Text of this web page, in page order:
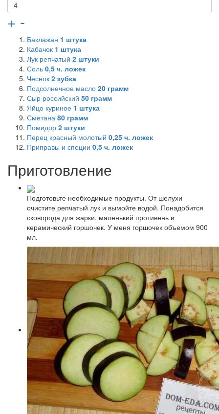
+ -
Баклажан 1 штука
Кабачок 1 штука
Лук репчатый 2 штуки
Соль 0,5 ч. ложек
Чеснок 2 зубка
Подсолнечное масло 20 грамм
Сыр российский 50 грамм
Яйцо куриное 1 штука
Сметана 80 грамм
Помидор 2 штуки
Перец красный молотый 0,25 ч. ложек
Приправы и специи 0,5 ч. ложек
Приготовление
Подготовьте необходимые продукты. От шелухи
очистите репчатый лук и вымойте водой. Понадобится
сковорода для жарки, маленький противень и
керамический горшочек. У меня горшочек объемом 900
мл.